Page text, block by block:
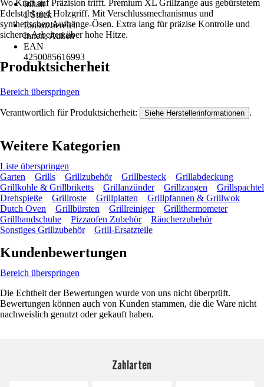
Inhalt
1 Stück
Einsatzbereich
Innen, Außen
EAN
4250085616993
Wo Kraft auf Präzision trifft. Premium XL Grillzange aus gebürstetem
Edelstahl und Holzgriff. Mit Verschlussmechanismus und
synthetischen Aufhänge-Ösen. Extra lang für präzise Kontrolle und
sicheres Arbeiten über hohe Hitze.
Produktsicherheit
Bereich überspringen
Verantwortlich für Produktsicherheit: Siehe Herstellerinformationen .
Weitere Kategorien
Liste überspringen
Garten
Grills Grillzubehör Grillbesteck
Grillabdeckung
Grillkohle & Grillbriketts
Grillanzünder Grillzangen
Grillspachtel
Drehspieße
Grillroste Grillplatten
Grillpfannen & Grillwok
Dutch Oven
Grillbürsten Grillreiniger
Grillthermometer
Grillhandschuhe
Pizzaofen Zubehör
Räucherzubehör
Sonstiges Grillzubehör
Grill-Ersatzteile
Kundenbewertungen
Bereich überspringen
Die Echtheit der Bewertungen wurde von uns nicht überprüft.
Bewertungen können auch von Kunden stammen, die die Ware nicht
nachweislich genutzt oder gekauft haben.
Zahlarten